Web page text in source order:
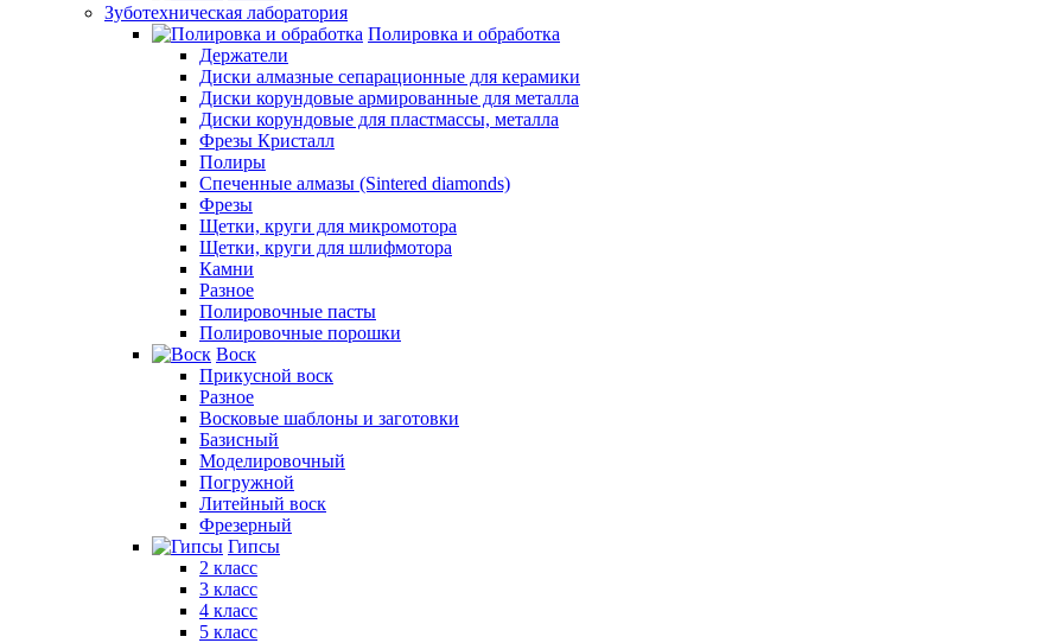
Зуботехническая лаборатория
Полировка и обработка
Держатели
Диски алмазные сепарационные для керамики
Диски корундовые армированные для металла
Диски корундовые для пластмассы, металла
Фрезы Кристалл
Полиры
Спеченные алмазы (Sintered diamonds)
Фрезы
Щетки, круги для микромотора
Щетки, круги для шлифмотора
Камни
Разное
Полировочные пасты
Полировочные порошки
Воск
Прикусной воск
Разное
Восковые шаблоны и заготовки
Базисный
Моделировочный
Погружной
Литейный воск
Фрезерный
Гипсы
2 класс
3 класс
4 класс
5 класс